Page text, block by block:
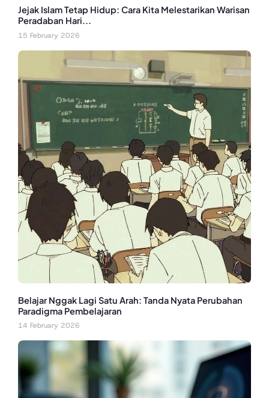
Jejak Islam Tetap Hidup: Cara Kita Melestarikan Warisan
Peradaban Hari...
15 February 2026
Belajar Nggak Lagi Satu Arah: Tanda Nyata Perubahan
Paradigma Pembelajaran
14 February 2026